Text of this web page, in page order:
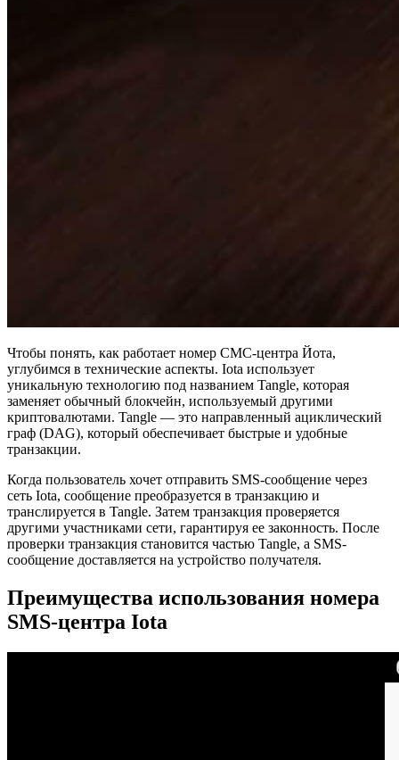
Чтобы понять, как работает номер СМС-центра Йота,
углубимся в технические аспекты. Iota использует
уникальную технологию под названием Tangle, которая
заменяет обычный блокчейн, используемый другими
криптовалютами. Tangle — это направленный ациклический
граф (DAG), который обеспечивает быстрые и удобные
транзакции.
Когда пользователь хочет отправить SMS-сообщение через
сеть Iota, сообщение преобразуется в транзакцию и
транслируется в Tangle. Затем транзакция проверяется
другими участниками сети, гарантируя ее законность. После
проверки транзакция становится частью Tangle, а SMS-
сообщение доставляется на устройство получателя.
Преимущества использования номера
SMS-центра Iota